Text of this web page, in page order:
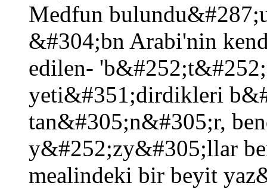
Medfun
&#304;bn Arabi'nin
edilen-
yeti&#351;dirdikleri
tan&#305;n&#305;r,
y&#252;zy&#305;llar
mealindeki bir beyit